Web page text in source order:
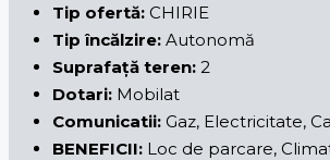
Tip ofertă: CHIRIE
Tip încălzire: Autonomă
Suprafață teren: 2
Dotari: Mobilat
Comunicatii: Gaz, Electricitate,
BENEFICII: Loc de parcare,